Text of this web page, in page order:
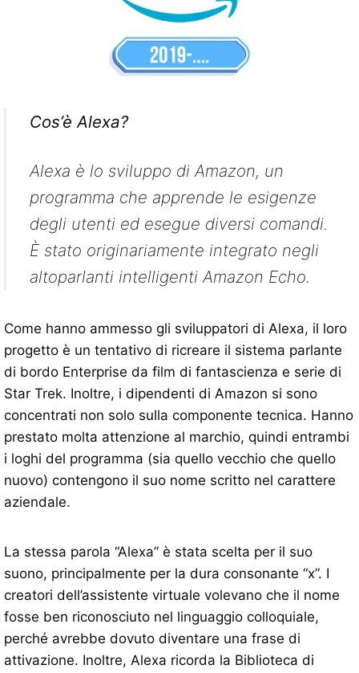
Cos’è Alexa?
Alexa è lo sviluppo di Amazon, un
programma che apprende le esigenze
degli utenti ed esegue diversi comandi.
È stato originariamente integrato negli
altoparlanti intelligenti Amazon Echo.
Come hanno ammesso gli sviluppatori di Alexa, il loro
progetto è un tentativo di ricreare il sistema parlante
di bordo Enterprise da film di fantascienza e serie di
Star Trek. Inoltre, i dipendenti di Amazon si sono
concentrati non solo sulla componente tecnica. Hanno
prestato molta attenzione al marchio, quindi entrambi
i loghi del programma (sia quello vecchio che quello
nuovo) contengono il suo nome scritto nel carattere
aziendale.
La stessa parola “Alexa” è stata scelta per il suo
suono, principalmente per la dura consonante “x”. I
creatori dell’assistente virtuale volevano che il nome
fosse ben riconosciuto nel linguaggio colloquiale,
perché avrebbe dovuto diventare una frase di
attivazione. Inoltre, Alexa ricorda la Biblioteca di